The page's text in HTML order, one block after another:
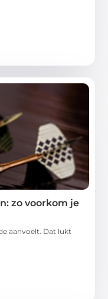
zo voorkom je
aanvoelt. Dat lukt